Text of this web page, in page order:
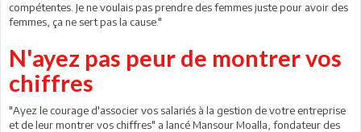
compétentes. Je ne voulais pas prendre des femmes juste pour avoir des
femmes, ça ne sert pas la cause."
N'ayez pas peur de montrer vos
chiffres
"Ayez le courage d'associer vos salariés à la gestion de votre entreprise
et de leur montrer vos chiffres" a lancé Mansour Moalla, fondateur des